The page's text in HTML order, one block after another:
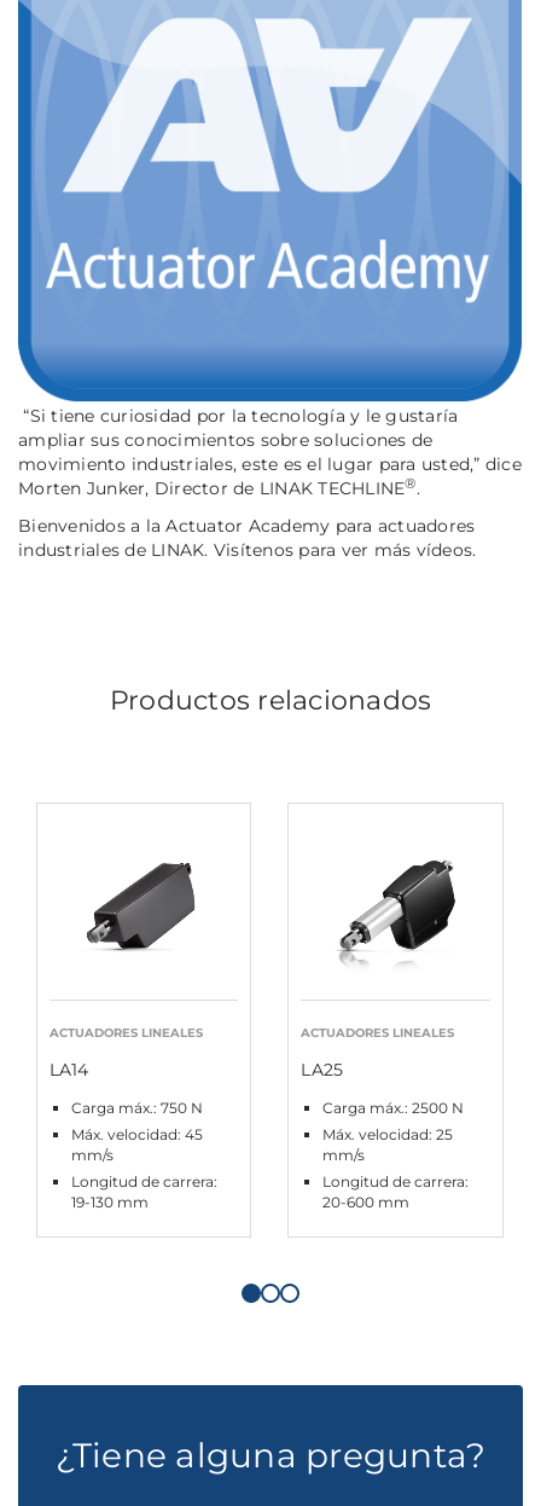
“Si tiene curiosidad por la tecnología y le gustaría
ampliar sus conocimientos sobre soluciones de
movimiento industriales, este es el lugar para usted,” dice
Morten Junker, Director de LINAK TECHLINE®.
Bienvenidos a la Actuator Academy para actuadores
industriales de LINAK. Visítenos para ver más vídeos.
Productos relacionados
ACTUADORES LINEALES
LA14
Carga máx.: 750 N
Máx. velocidad: 45
mm/s
Longitud de carrera:
19-130 mm
ACTUADORES LINEALES
LA25
Carga máx.: 2500 N
Máx. velocidad: 25
mm/s
Longitud de carrera:
20-600 mm
¿Tiene alguna pregunta?